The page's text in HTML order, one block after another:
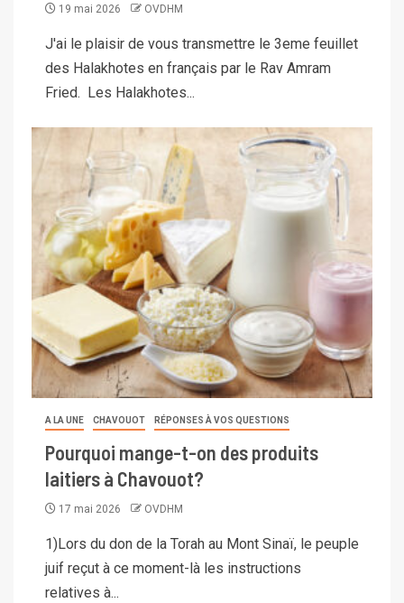
19 mai 2026 OVDHM
J'ai le plaisir de vous transmettre le 3eme feuillet
des Halakhotes en français par le Rav Amram
Fried. Les Halakhotes...
A LA UNE CHAVOUOT RÉPONSES À VOS QUESTIONS
Pourquoi mange-t-on des produits
laitiers à Chavouot?
17 mai 2026 OVDHM
1)Lors du don de la Torah au Mont Sinaï, le peuple
juif reçut à ce moment-là les instructions
relatives à...